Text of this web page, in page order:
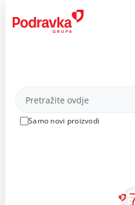
content
Proizvodi
Samo novi proizvodi